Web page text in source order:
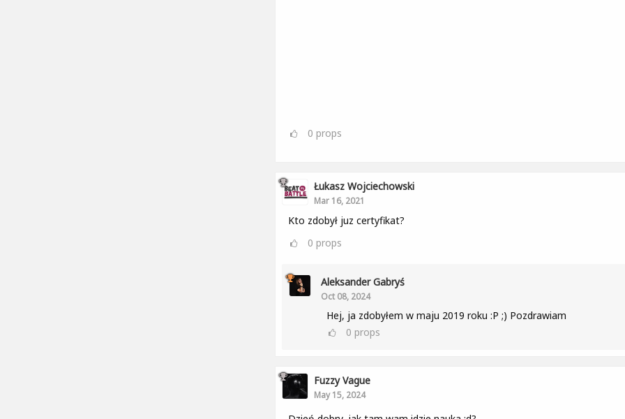
0 props
Łukasz Wojciechowski
Mar 16, 2021
Kto zdobył juz certyfikat?
0 props
Aleksander Gabryś
Oct 08, 2024
Hej, ja zdobyłem w maju 2019 roku :P ;) Pozdrawiam
0 props
Fuzzy Vague
May 15, 2024